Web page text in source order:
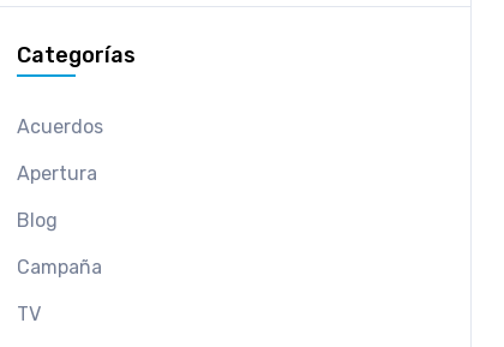
Categorías
Acuerdos
Apertura
Blog
Campaña
TV